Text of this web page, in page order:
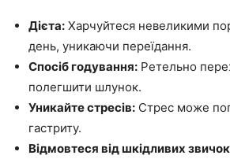
Дієта: Харчуйтеся невеликими
день, уникаючи переїдання.
Спосіб годування: Ретельно
полегшити шлунок.
Уникайте стресів: Стрес може
гастриту.
Відмовтеся від шкідливих